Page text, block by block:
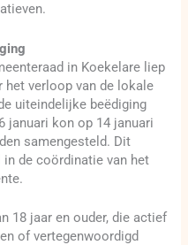
in Koekelare liep
het verloop van de lokale
uiteindelijke beëdiging
januari kon op 14 januari
samengesteld. Dit
de coördinatie van het
18 jaar en ouder, die actief
of vertegenwoordigd